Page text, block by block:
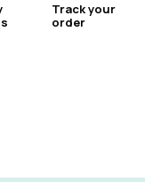
Track your
order